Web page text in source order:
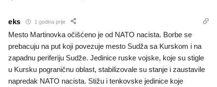
eks 1 godina prije
Mesto Martinovka očišćeno je od NATO nacista. Borbe se
prebacuju na put koji povezuje mesto Sudža sa Kurskom i na
zapadnu periferiju Sudže. Jedinice ruske vojske, koje su stigle
u Kursku pograničnu oblast, stabilizovale su stanje i zaustavile
napredak NATO nacista. Stižu i tenkovske jedinice koje